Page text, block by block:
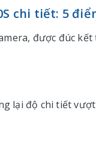
chi tiết: 5
được đúc
lại độ chi tiết